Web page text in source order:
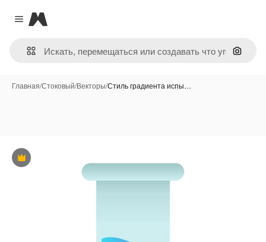
Close menu
Magnific
Поиск
Главная/Стоковый/Векторы/Стиль градиента испы…
Премиум